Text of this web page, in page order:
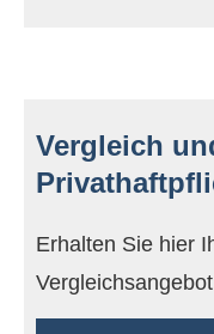
Vergleich
Erhalten Sie hier